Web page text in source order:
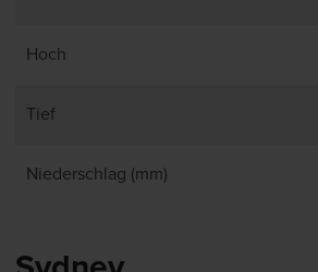
Hoch
Tief
Niederschlag (mm)